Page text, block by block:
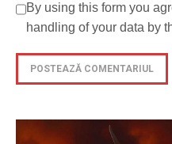
By using this form you
handling of your data by